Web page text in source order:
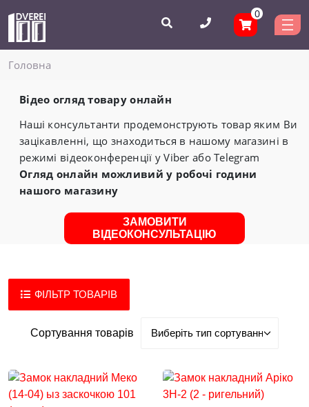
0
Головнa
Відео огляд товару онлайн
Наші консультанти продемонструють товар яким Ви
зацікавленні, що знаходиться в нашому магазині в
режимі відеоконференції у Viber або Telegram
Огляд онлайн можливий у робочі години
нашого магазину
ЗАМОВИТИ
ВІДЕОКОНСУЛЬТАЦІЮ
ФІЛЬТР ТОВАРІВ
Сортування товарів